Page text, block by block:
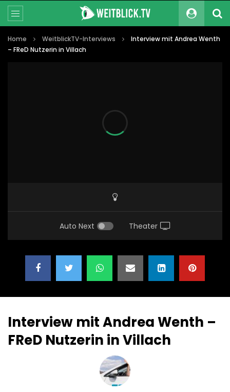
Home WeitblickTV-Interviews
Interview mit Andrea Wenth
– FReD Nutzerin in Villach
Auto Next Theater
Interview mit Andrea Wenth –
FReD Nutzerin in Villach